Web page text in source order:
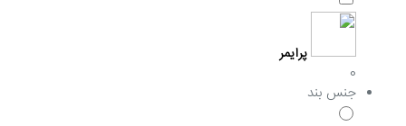
پرایمر
0
جنس بند